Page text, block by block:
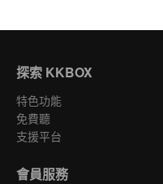
探索 KKBOX
特色功能
免費聽
支援平台
會員服務